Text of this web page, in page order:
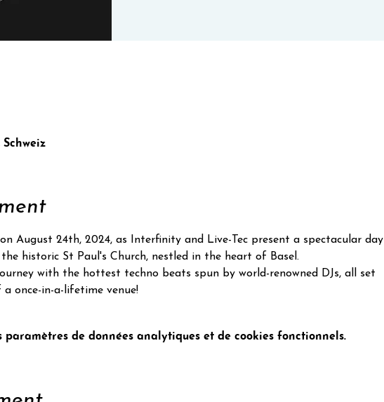
August 24th, 2024, as Interfinity and Live-Tec present a spectacular day
historic St Paul's Church, nestled in the heart of Basel.
with the hottest techno beats spun by world-renowned DJs, all set
once-in-a-lifetime venue!
de données analytiques et de cookies fonctionnels.